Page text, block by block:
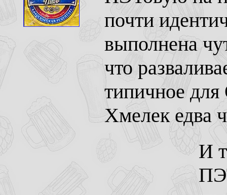
почти
выполнена
что
типичное для
Хмелек едва
И